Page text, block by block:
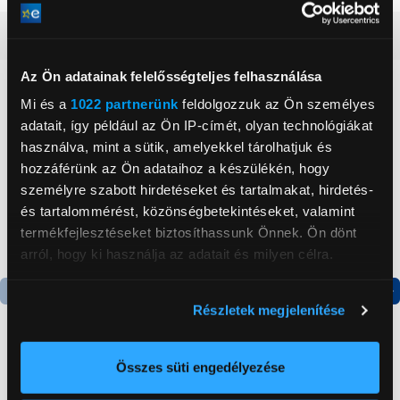
Az Ön adatainak felelősségteljes felhasználása
Mi és a 1022 partnerünk feldolgozzuk az Ön személyes
adatait, így például az Ön IP-címét, olyan technológiákat
használva, mint a sütik, amelyekkel tárolhatjuk és
hozzáférünk az Ön adataihoz a készülékén, hogy
személyre szabott hirdetéseket és tartalmakat, hirdetés-
és tartalommérést, közönségbetekintéseket, valamint
termékfejlesztéseket biztosíthassunk Önnek. Ön dönt
arról, hogy ki használja az adatait és milyen célra.
elhelyezkedéséről pár méteres pontossággal
Az Ön készülékén beazonosítása annak konkrét
Részletek megjelenítése
Összes süti engedélyezése
Gorenje NRS8182KX Side
by side hűtőszekrény
Termék adatlap
Gorenje N619EAXL4
Alulfagyasztós